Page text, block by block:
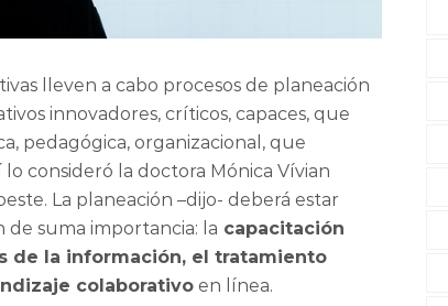
lleven a cabo procesos de planeación
innovadores, críticos, capaces, que
pedagógica, organizacional, que
consideró la doctora Mónica Vívian
La planeación –dijo- deberá estar
de suma importancia: la capacitación
de la información, el tratamiento
colaborativo en línea.